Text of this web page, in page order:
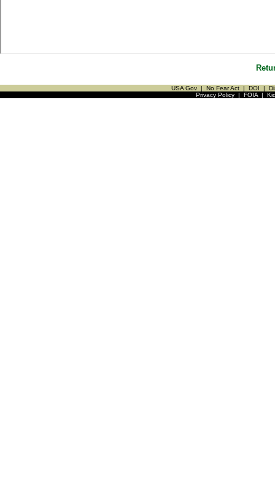
USA Gov | No Fear Act | DOI |
Privacy Policy| FOIA|